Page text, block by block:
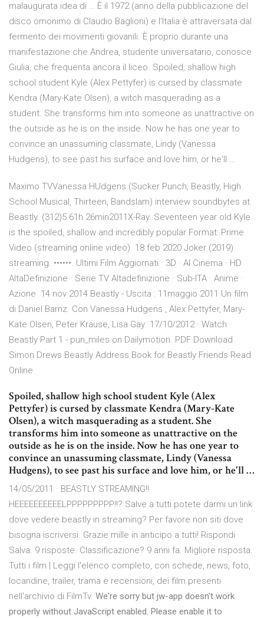
malaugurata idea di … È il 1972 (anno della pubblicazione del
disco omonimo di Claudio Baglioni) e l’Italia è attraversata dal
fermento dei movimenti giovanili. È proprio durante una
manifestazione che Andrea, studente universatario, conosce
Giulia, che frequenta ancora il liceo. Spoiled, shallow high
school student Kyle (Alex Pettyfer) is cursed by classmate
Kendra (Mary-Kate Olsen), a witch masquerading as a
student. She transforms him into someone as unattractive on
the outside as he is on the inside. Now he has one year to
convince an unassuming classmate, Lindy (Vanessa
Hudgens), to see past his surface and love him, or he'll …
Maximo TVVanessa HUdgens (Sucker Punch, Beastly, High
School Musical, Thirteen, Bandslam) interview soundbytes at.
Beastly. (312)5.61h 26min2011X-Ray. Seventeen year old Kyle
is the spoiled, shallow and incredibly popular Format: Prime
Video (streaming online video). 18 feb 2020 Joker (2019)
streaming. ••••••. Ultimi Film Aggiornati · 3D · Al Cinema · HD
AltaDefinizione · Serie TV Altadefinizione · Sub-ITA · Anime ·
Azione 14 nov 2014 Beastly - Uscita : 11maggio 2011 Un film
di Daniel Barnz. Con Vanessa Hudgens , Alex Pettyfer, Mary-
Kate Olsen, Peter Krause, Lisa Gay 17/10/2012 · Watch
Beastly Part 1 - pun_miles on Dailymotion. PDF Download
Simon Drews Beastly Address Book for Beastly Friends Read
Online
Spoiled, shallow high school student Kyle (Alex
Pettyfer) is cursed by classmate Kendra (Mary-Kate
Olsen), a witch masquerading as a student. She
transforms him into someone as unattractive on the
outside as he is on the inside. Now he has one year to
convince an unassuming classmate, Lindy (Vanessa
Hudgens), to see past his surface and love him, or he'll …
14/05/2011 · BEASTLY STREAMING!!
HEEEEEEEEEELPPPPPPPPP!!? Salve a tutti potete darmi un link
dove vedere beastly in streaming? Per favore non siti dove
bisogna iscriversi. Grazie mille in anticipo a tutti! Rispondi
Salva. 9 risposte. Classificazione? 9 anni fa. Migliore risposta.
Tutti i film | Leggi l'elenco completo, con schede, news, foto,
locandine, trailer, trama e recensioni, dei film presenti
nell'archivio di FilmTv. We're sorry but jw-app doesn't work
properly without JavaScript enabled. Please enable it to